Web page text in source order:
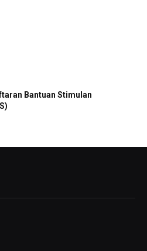
Bantuan Stimulan